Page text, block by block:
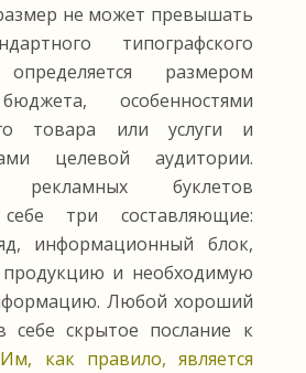
не может превышать
типографского
размером
особенностями
товара или услуги и
целевой аудитории.
рекламных буклетов
три составляющие:
информационный блок,
и необходимую
Любой хороший
себе скрытое послание к
Им, как правило, является